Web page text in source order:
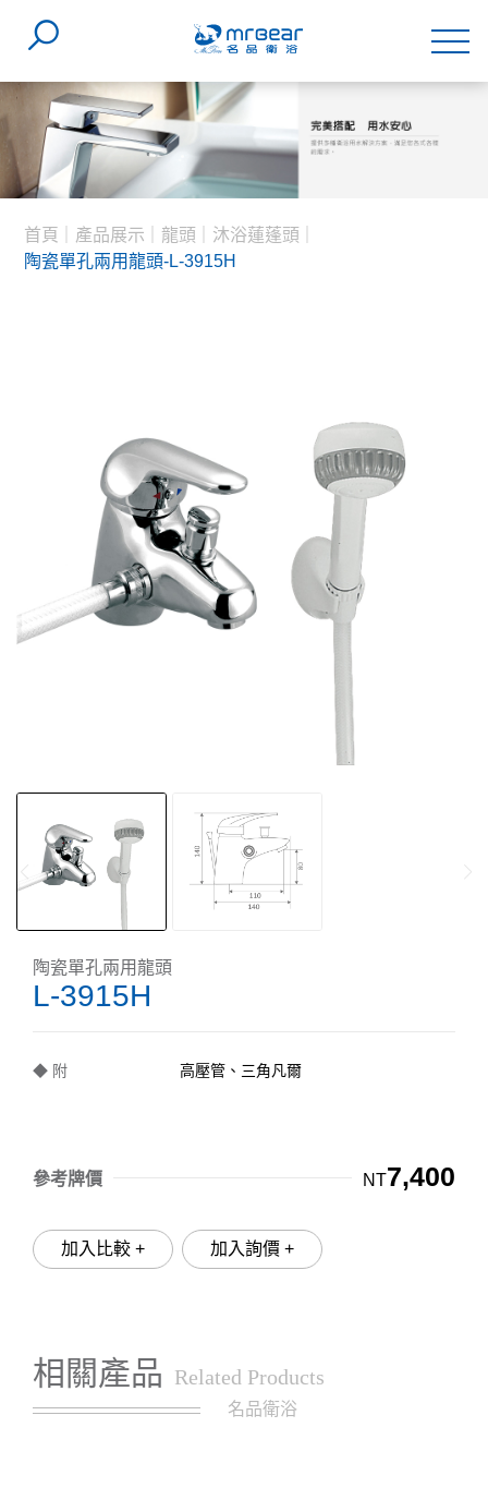
首頁 產品展示 龍頭
沐浴蓮蓬頭
陶瓷單孔兩用龍頭-L-3915H
陶瓷單孔兩用龍頭
L-3915H
◆ 附 高壓管、三角凡爾
參考牌價 NT7,400
加入比較 + 加入詢價 +
相關產品 Related Products
名品衛浴